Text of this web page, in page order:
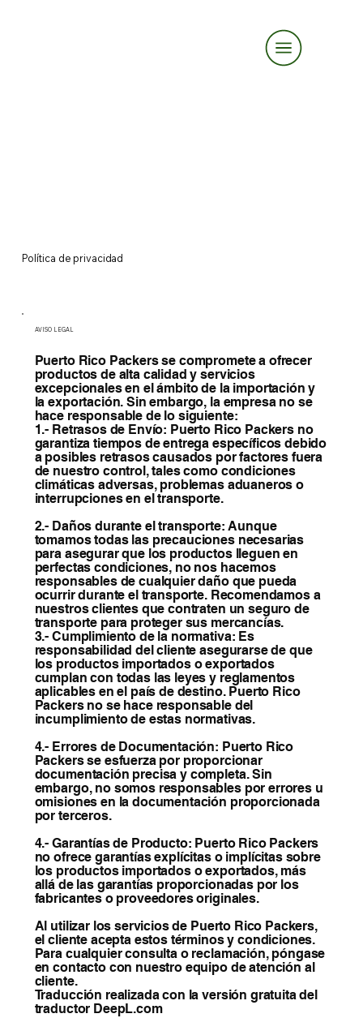
Política de privacidad
AVISO LEGAL
Puerto Rico Packers se compromete a ofrecer
productos de alta calidad y servicios
excepcionales en el ámbito de la importación y
la exportación. Sin embargo, la empresa no se
hace responsable de lo siguiente:
1.- Retrasos de Envío: Puerto Rico Packers no
garantiza tiempos de entrega específicos debido
a posibles retrasos causados por factores fuera
de nuestro control, tales como condiciones
climáticas adversas, problemas aduaneros o
interrupciones en el transporte.
2.- Daños durante el transporte: Aunque
tomamos todas las precauciones necesarias
para asegurar que los productos lleguen en
perfectas condiciones, no nos hacemos
responsables de cualquier daño que pueda
ocurrir durante el transporte. Recomendamos a
nuestros clientes que contraten un seguro de
transporte para proteger sus mercancías.
3.- Cumplimiento de la normativa: Es
responsabilidad del cliente asegurarse de que
los productos importados o exportados
cumplan con todas las leyes y reglamentos
aplicables en el país de destino. Puerto Rico
Packers no se hace responsable del
incumplimiento de estas normativas.
4.- Errores de Documentación: Puerto Rico
Packers se esfuerza por proporcionar
documentación precisa y completa. Sin
embargo, no somos responsables por errores u
omisiones en la documentación proporcionada
por terceros.
4.- Garantías de Producto: Puerto Rico Packers
no ofrece garantías explícitas o implícitas sobre
los productos importados o exportados, más
allá de las garantías proporcionadas por los
fabricantes o proveedores originales.
Al utilizar los servicios de Puerto Rico Packers,
el cliente acepta estos términos y condiciones.
Para cualquier consulta o reclamación, póngase
en contacto con nuestro equipo de atención al
cliente.
Traducción realizada con la versión gratuita del
traductor DeepL.com